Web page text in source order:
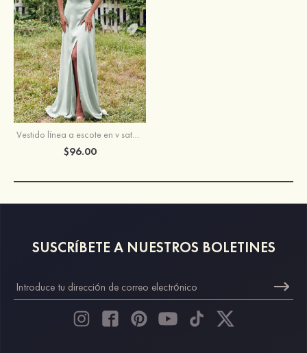
Vestido línea a escote en v satén elástico hasta el suelo vestido de dama de honor
$96.00
SUSCRÍBETE A NUESTROS BOLETINES